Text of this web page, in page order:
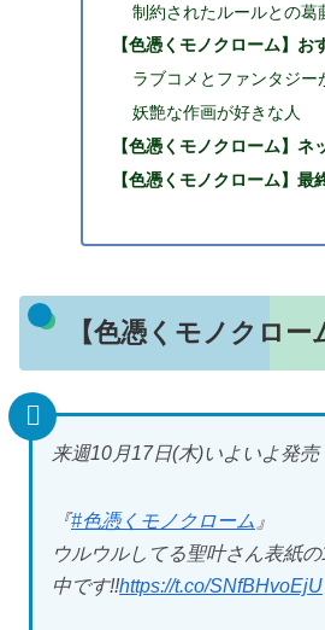
制約されたルールとの葛
【色憑くモノクローム】お
ラブコメとファンタジー
妖艶な作画が好きな人
【色憑くモノクローム】ネ
【色憑くモノクローム】最
【色憑くモノクロ
来週10月17日(木)いよいよ発売
『#色憑くモノクローム 』
ウルウルしてる聖叶さん表紙
中です!!https://t.co/SNfBHvoEjU